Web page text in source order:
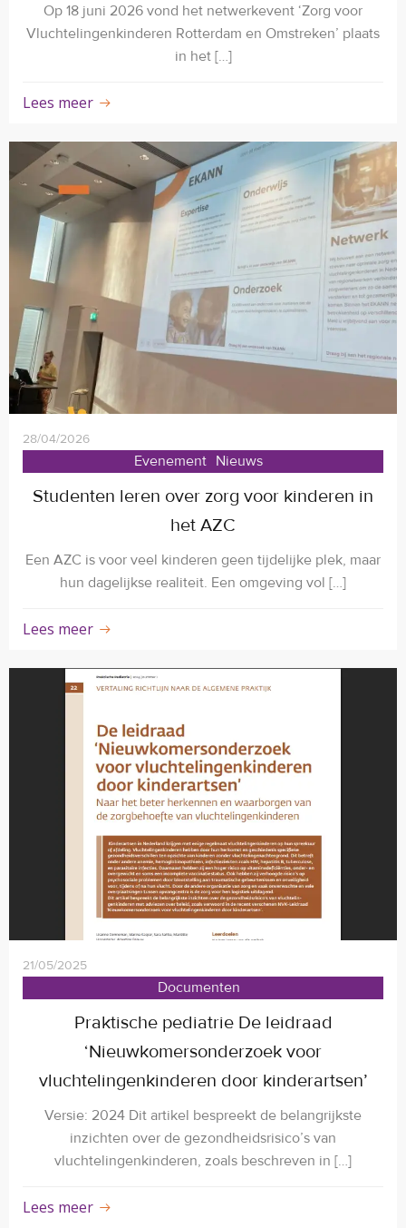
Op 18 juni 2026 vond het netwerkevent ‘Zorg voor
Vluchtelingenkinderen Rotterdam en Omstreken’ plaats
in het […]
Lees meer
28/04/2026
Evenement Nieuws
Studenten leren over zorg voor kinderen in
het AZC
Een AZC is voor veel kinderen geen tijdelijke plek, maar
hun dagelijkse realiteit. Een omgeving vol […]
Lees meer
21/05/2025
Documenten
Praktische pediatrie De leidraad
‘Nieuwkomersonderzoek voor
vluchtelingenkinderen door kinderartsen’
Versie: 2024 Dit artikel bespreekt de belangrijkste
inzichten over de gezondheidsrisico’s van
vluchtelingenkinderen, zoals beschreven in […]
Lees meer